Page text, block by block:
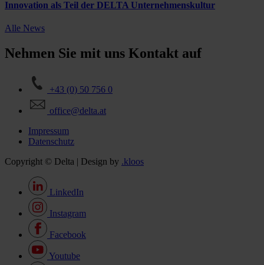
Innovation als Teil der DELTA Unternehmenskultur
Alle News
Nehmen Sie mit uns Kontakt auf
+43 (0) 50 756 0
office@delta.at
Impressum
Datenschutz
Copyright © Delta | Design by .kloos
LinkedIn
Instagram
Facebook
Youtube